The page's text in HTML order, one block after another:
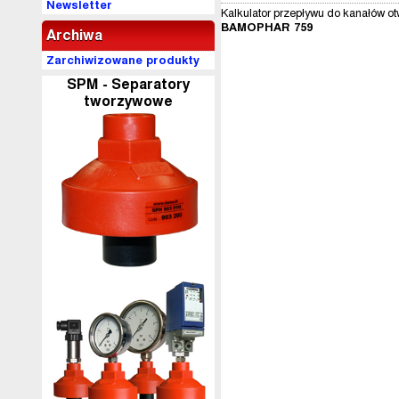
Newsletter
Archiwa
Zarchiwizowane produkty
SPM - Separatory
tworzywowe
Kalkulator przepływu do kanałów
BAMOPHAR 759